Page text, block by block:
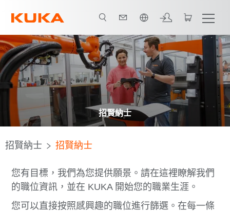
招賢納士
招賢納士 招賢納士
您有目標，我們為您提供願景。請在這裡瞭解我們
的職位資訊，並在 KUKA 開始您的職業生涯。
您可以直接按照感興趣的職位進行篩選。在每一條